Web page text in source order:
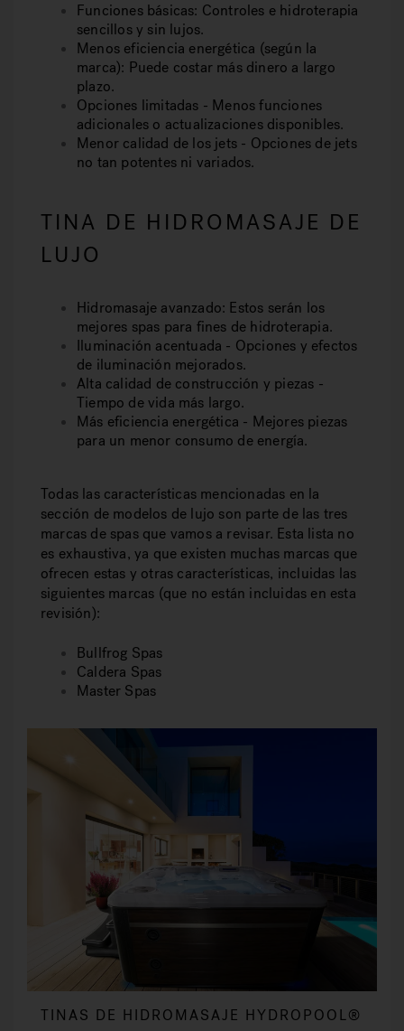
Funciones básicas: Controles e hidroterapia
sencillos y sin lujos.
Menos eficiencia energética (según la
marca): Puede costar más dinero a largo
plazo.
Opciones limitadas - Menos funciones
adicionales o actualizaciones disponibles.
Menor calidad de los jets - Opciones de jets
no tan potentes ni variados.
TINA DE HIDROMASAJE DE
LUJO
Hidromasaje avanzado: Estos serán los
mejores spas para fines de hidroterapia.
Iluminación acentuada - Opciones y efectos
de iluminación mejorados.
Alta calidad de construcción y piezas -
Tiempo de vida más largo.
Más eficiencia energética - Mejores piezas
para un menor consumo de energía.
Todas las características mencionadas en la
sección de modelos de lujo son parte de las tres
marcas de spas que vamos a revisar. Esta lista no
es exhaustiva, ya que existen muchas marcas que
ofrecen estas y otras características, incluidas las
siguientes marcas (que no están incluidas en esta
revisión):
Bullfrog Spas
Caldera Spas
Master Spas
TINAS DE HIDROMASAJE HYDROPOOL®